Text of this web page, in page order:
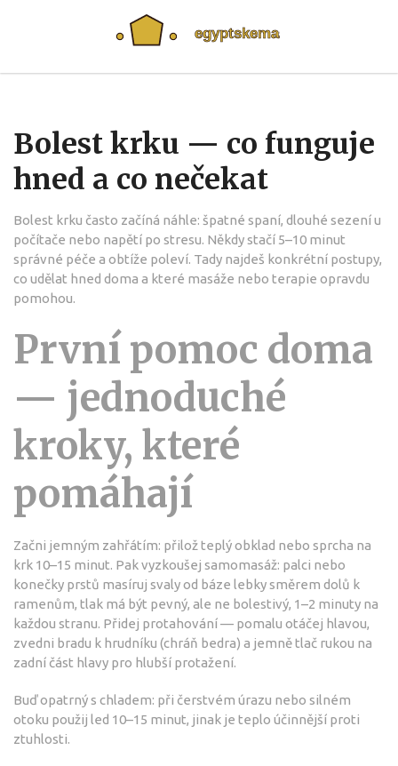
Bolest krku — co funguje
hned a co nečekat
Bolest krku často začíná náhle: špatné spaní, dlouhé sezení u
počítače nebo napětí po stresu. Někdy stačí 5–10 minut
správné péče a obtíže poleví. Tady najdeš konkrétní postupy,
co udělat hned doma a které masáže nebo terapie opravdu
pomohou.
První pomoc doma
— jednoduché
kroky, které
pomáhají
Začni jemným zahřátím: přilož teplý obklad nebo sprcha na
krk 10–15 minut. Pak vyzkoušej samomasáž: palci nebo
konečky prstů masíruj svaly od báze lebky směrem dolů k
ramenům, tlak má být pevný, ale ne bolestivý, 1–2 minuty na
každou stranu. Přidej protahování — pomalu otáčej hlavou,
zvedni bradu k hrudníku (chráň bedra) a jemně tlač rukou na
zadní část hlavy pro hlubší protažení.
Buď opatrný s chladem: při čerstvém úrazu nebo silném
otoku použij led 10–15 minut, jinak je teplo účinnější proti
ztuhlosti.